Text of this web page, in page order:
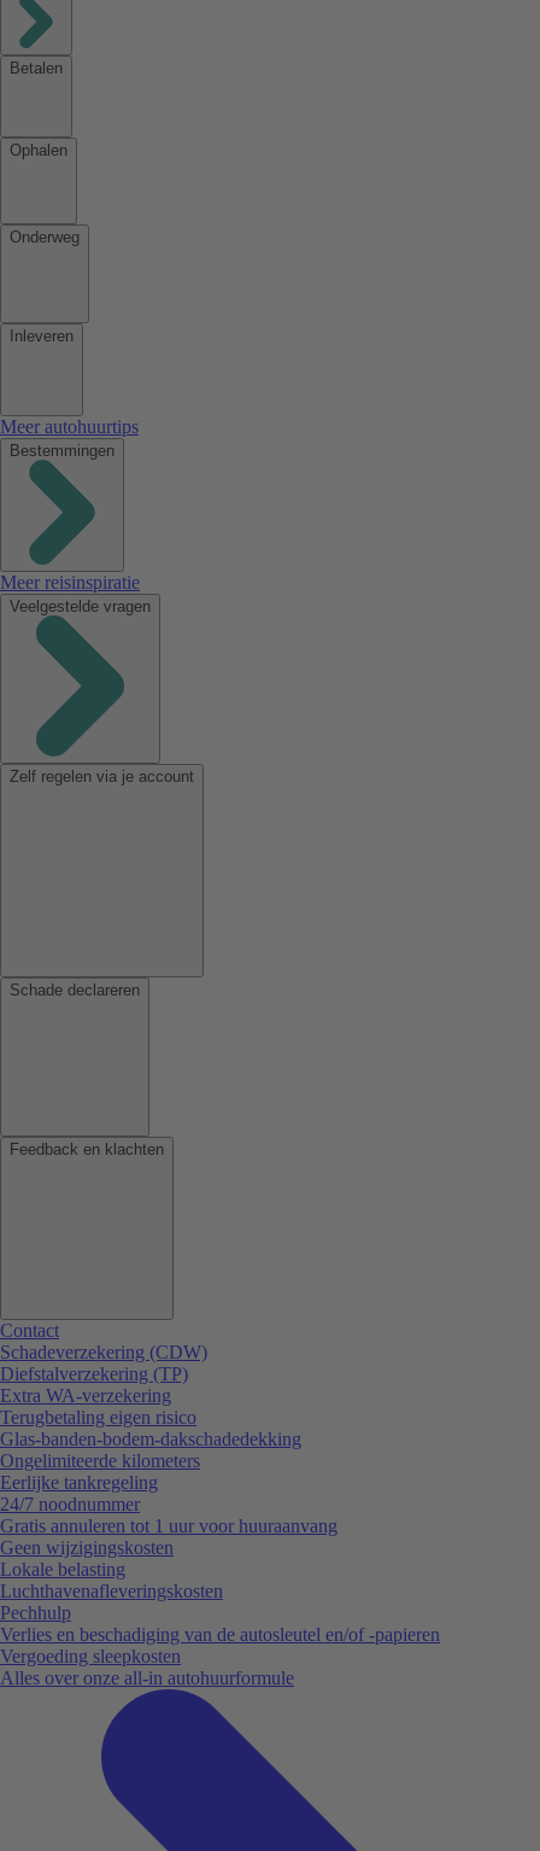
Betalen
Ophalen
Onderweg
Inleveren
Meer autohuurtips
Bestemmingen
Meer reisinspiratie
Veelgestelde vragen
Zelf regelen via je account
Schade declareren
Feedback en klachten
Contact
Schadeverzekering (CDW)
Diefstalverzekering (TP)
Extra WA-verzekering
Terugbetaling eigen risico
Glas-banden-bodem-dakschadedekking
Ongelimiteerde kilometers
Eerlijke tankregeling
24/7 noodnummer
Gratis annuleren tot 1 uur voor huuraanvang
Geen wijzigingskosten
Lokale belasting
Luchthavenafleveringskosten
Pechhulp
Verlies en beschadiging van de autosleutel en/of -papieren
Vergoeding sleepkosten
Alles over onze all-in autohuurformule